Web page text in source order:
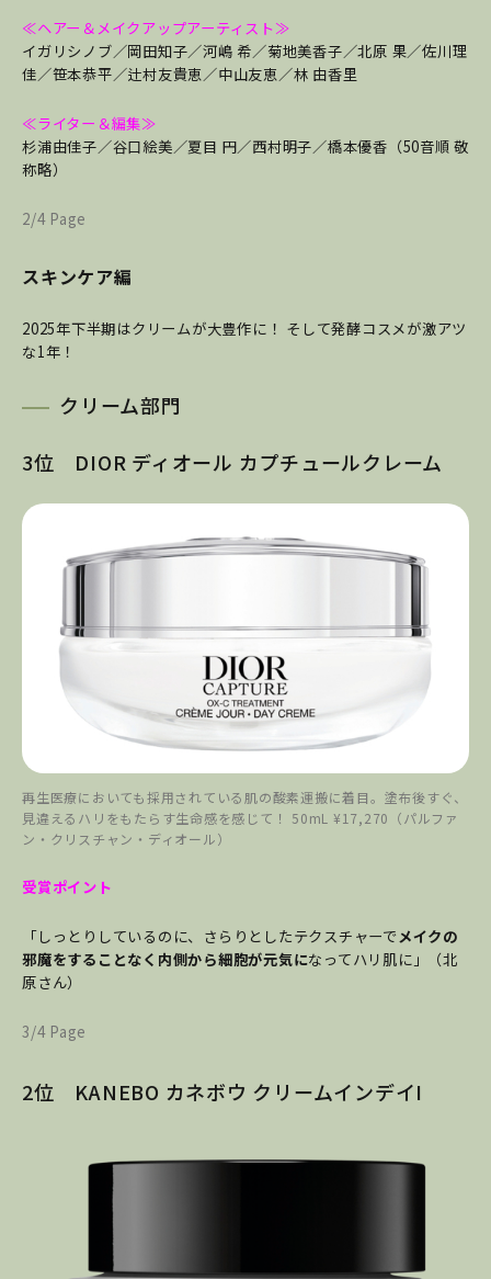
≪ヘアー＆メイクアップアーティスト≫
イガリシノブ／岡田知子／河嶋 希／菊地美香子／北原 果／佐川理
佳／笹本恭平／辻村友貴恵／中山友恵／林 由香里
≪ライター＆編集≫
杉浦由佳子／谷口絵美／夏目 円／西村明子／橋本優香 （50音順 敬
称略）
2/4 Page
スキンケア編
2025年下半期はクリームが大豊作に！ そして発酵コスメが激アツ
な1年！
クリーム部門
3位 DIOR ディオール カプチュールクレーム
再生医療においても採用されている肌の酸素運搬に着目。塗布後すぐ、
見違えるハリをもたらす生命感を感じて！ 50mL ¥17,270（パルファ
ン・クリスチャン・ディオール）
受賞ポイント
「しっとりしているのに、さらりとしたテクスチャーでメイクの
邪魔をすることなく内側から細胞が元気になってハリ肌に」（北
原さん）
3/4 Page
2位 KANEBO カネボウ クリームインデイI